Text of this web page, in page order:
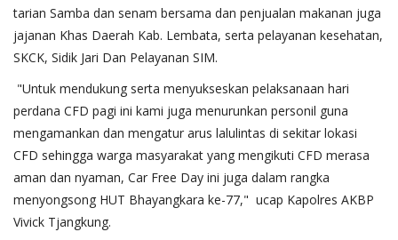
tarian Samba dan senam bersama dan penjualan makanan juga
jajanan Khas Daerah Kab. Lembata, serta pelayanan kesehatan,
SKCK, Sidik Jari Dan Pelayanan SIM.
"Untuk mendukung serta menyukseskan pelaksanaan hari
perdana CFD pagi ini kami juga menurunkan personil guna
mengamankan dan mengatur arus lalulintas di sekitar lokasi
CFD sehingga warga masyarakat yang mengikuti CFD merasa
aman dan nyaman, Car Free Day ini juga dalam rangka
menyongsong HUT Bhayangkara ke-77," ucap Kapolres AKBP
Vivick Tjangkung.